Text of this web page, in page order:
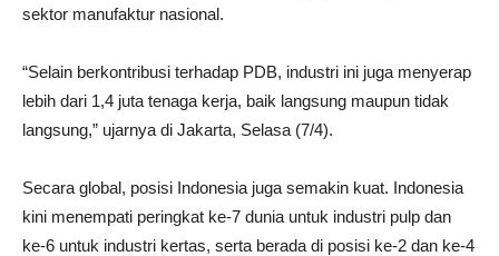
sektor manufaktur nasional.
“Selain berkontribusi terhadap PDB, industri ini juga menyerap
lebih dari 1,4 juta tenaga kerja, baik langsung maupun tidak
langsung,” ujarnya di Jakarta, Selasa (7/4).
Secara global, posisi Indonesia juga semakin kuat. Indonesia
kini menempati peringkat ke-7 dunia untuk industri pulp dan
ke-6 untuk industri kertas, serta berada di posisi ke-2 dan ke-4